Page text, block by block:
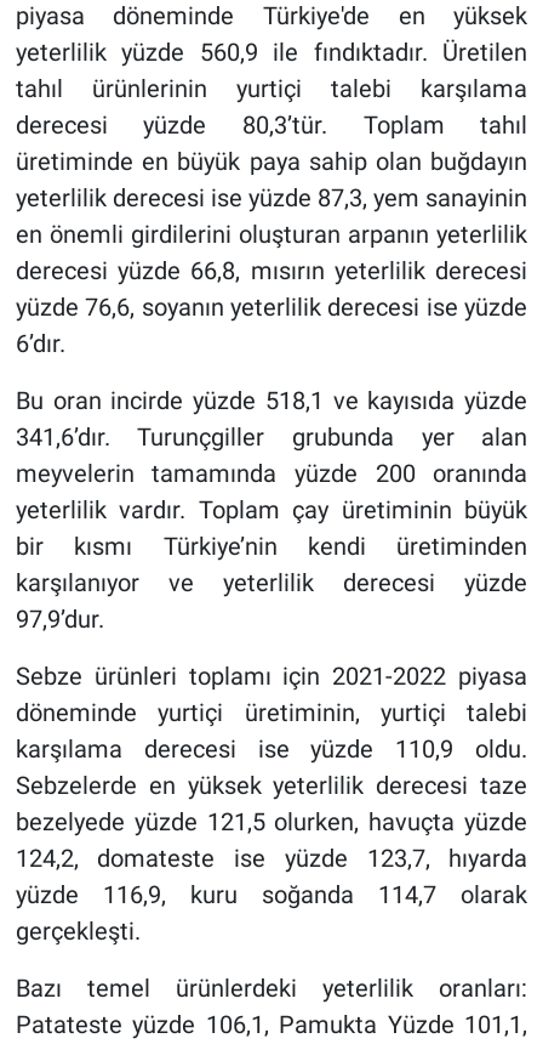
piyasa döneminde Türkiye'de en yüksek
yeterlilik yüzde 560,9 ile fındıktadır. Üretilen
tahıl ürünlerinin yurtiçi talebi karşılama
derecesi yüzde 80,3’tür. Toplam tahıl
üretiminde en büyük paya sahip olan buğdayın
yeterlilik derecesi ise yüzde 87,3, yem sanayinin
en önemli girdilerini oluşturan arpanın yeterlilik
derecesi yüzde 66,8, mısırın yeterlilik derecesi
yüzde 76,6, soyanın yeterlilik derecesi ise yüzde
6’dır.
Bu oran incirde yüzde 518,1 ve kayısıda yüzde
341,6’dır. Turunçgiller grubunda yer alan
meyvelerin tamamında yüzde 200 oranında
yeterlilik vardır. Toplam çay üretiminin büyük
bir kısmı Türkiye’nin kendi üretiminden
karşılanıyor ve yeterlilik derecesi yüzde
97,9’dur.
Sebze ürünleri toplamı için 2021-2022 piyasa
döneminde yurtiçi üretiminin, yurtiçi talebi
karşılama derecesi ise yüzde 110,9 oldu.
Sebzelerde en yüksek yeterlilik derecesi taze
bezelyede yüzde 121,5 olurken, havuçta yüzde
124,2, domateste ise yüzde 123,7, hıyarda
yüzde 116,9, kuru soğanda 114,7 olarak
gerçekleşti.
Bazı temel ürünlerdeki yeterlilik oranları:
Patateste yüzde 106,1, Pamukta Yüzde 101,1,